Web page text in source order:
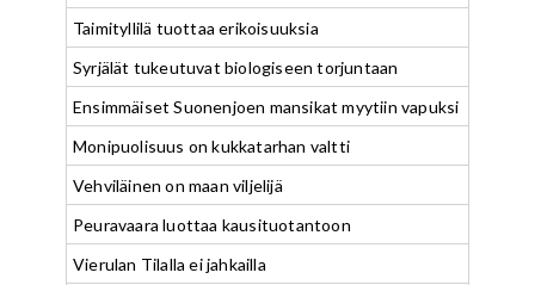
Taimityllilä tuottaa erikoisuuksia
Syrjälät tukeutuvat biologiseen torjuntaan
Ensimmäiset Suonenjoen mansikat myytiin vapuksi
Monipuolisuus on kukkatarhan valtti
Vehviläinen on maan viljelijä
Peuravaara luottaa kausituotantoon
Vierulan Tilalla ei jahkailla